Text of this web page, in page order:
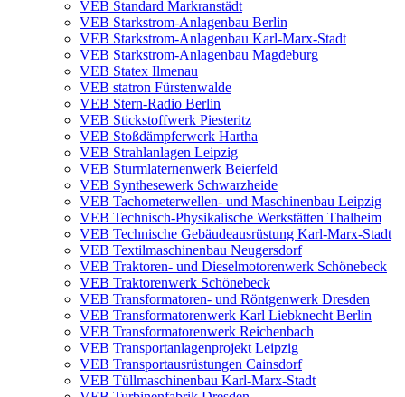
VEB Standard Markranstädt
VEB Starkstrom-Anlagenbau Berlin
VEB Starkstrom-Anlagenbau Karl-Marx-Stadt
VEB Starkstrom-Anlagenbau Magdeburg
VEB Statex Ilmenau
VEB statron Fürstenwalde
VEB Stern-Radio Berlin
VEB Stickstoffwerk Piesteritz
VEB Stoßdämpferwerk Hartha
VEB Strahlanlagen Leipzig
VEB Sturmlaternenwerk Beierfeld
VEB Synthesewerk Schwarzheide
VEB Tachometerwellen- und Maschinenbau Leipzig
VEB Technisch-Physikalische Werkstätten Thalheim
VEB Technische Gebäudeausrüstung Karl-Marx-Stadt
VEB Textilmaschinenbau Neugersdorf
VEB Traktoren- und Dieselmotorenwerk Schönebeck
VEB Traktorenwerk Schönebeck
VEB Transformatoren- und Röntgenwerk Dresden
VEB Transformatorenwerk Karl Liebknecht Berlin
VEB Transformatorenwerk Reichenbach
VEB Transportanlagenprojekt Leipzig
VEB Transportausrüstungen Cainsdorf
VEB Tüllmaschinenbau Karl-Marx-Stadt